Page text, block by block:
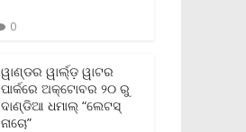
0
ୱାଣ୍ଡର ୱାର୍ଲ୍‌ଡ଼ ୱାଟର
ପାର୍କରେ ଅକ୍ଟୋବର ୨୦ ରୁ
ଦାଣ୍ଡିଆ ଧମାଲ୍ “ଲେଟସ୍
ନାଚୋ”